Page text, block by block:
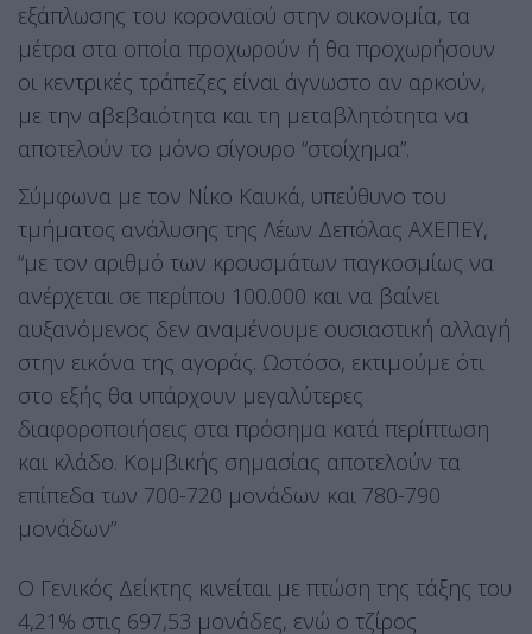
εξάπλωσης του κοροναϊού στην οικονομία, τα
μέτρα στα οποία προχωρούν ή θα προχωρήσουν
οι κεντρικές τράπεζες είναι άγνωστο αν αρκούν,
με την αβεβαιότητα και τη μεταβλητότητα να
αποτελούν το μόνο σίγουρο “στοίχημα”.
Σύμφωνα με τον Νίκο Καυκά, υπεύθυνο του
τμήματος ανάλυσης της Λέων Δεπόλας ΑΧΕΠΕΥ,
“με τον αριθμό των κρουσμάτων παγκοσμίως να
ανέρχεται σε περίπου 100.000 και να βαίνει
αυξανόμενος δεν αναμένουμε ουσιαστική αλλαγή
στην εικόνα της αγοράς. Ωστόσο, εκτιμούμε ότι
στο εξής θα υπάρχουν μεγαλύτερες
διαφοροποιήσεις στα πρόσημα κατά περίπτωση
και κλάδο. Κομβικής σημασίας αποτελούν τα
επίπεδα των 700-720 μονάδων και 780-790
μονάδων”
Ο Γενικός Δείκτης κινείται με πτώση της τάξης του
4,21% στις 697,53 μονάδες, ενώ ο τζίρος